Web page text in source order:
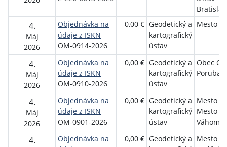
4.
Máj
2026
Objednávka na
údaje z ISKN
OM-0914-2026
0,00 € Geodetický a
kartografický
ústav
Mesto
4.
Máj
2026
Objednávka na
údaje z ISKN
OM-0910-2026
0,00 € Geodetický a
kartografický
ústav
Obec
Poruba
4.
Máj
2026
Objednávka na
údaje z ISKN
OM-0901-2026
0,00 € Geodetický a
kartografický
ústav
Mesto
Mesto
Váhom
4.
Objednávka na
0,00 € Geodetický a Mesto